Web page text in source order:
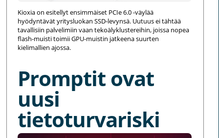
Kioxia on esitellyt ensimmäiset PCIe 6.0 -väylää
hyödyntävät yritysluokan SSD-levynsä. Uutuus ei tähtää
tavallisiin palvelimiin vaan tekoälyklustereihin, joissa nopea
flash-muisti toimii GPU-muistin jatkeena suurten
kielimallien ajossa.
Promptit ovat
uusi
tietoturvariski